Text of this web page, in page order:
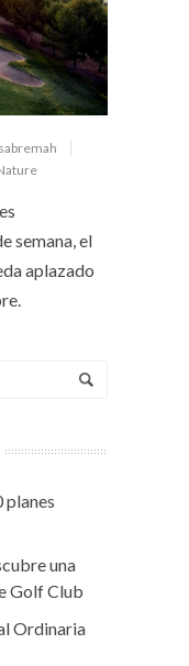
semana, el
aplazado
planes
una
Golf Club
Ordinaria